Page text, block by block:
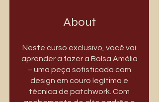
About
Neste curso exclusivo, você vai
aprender a fazer a Bolsa Amélia
– uma peça sofisticada com
design em couro legítimo e
técnica de patchwork. Com